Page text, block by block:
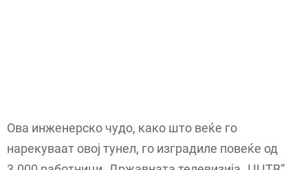
Ова инженерско чудо, како што веќе го
нарекуваат овој тунел, го изградиле повеќе од